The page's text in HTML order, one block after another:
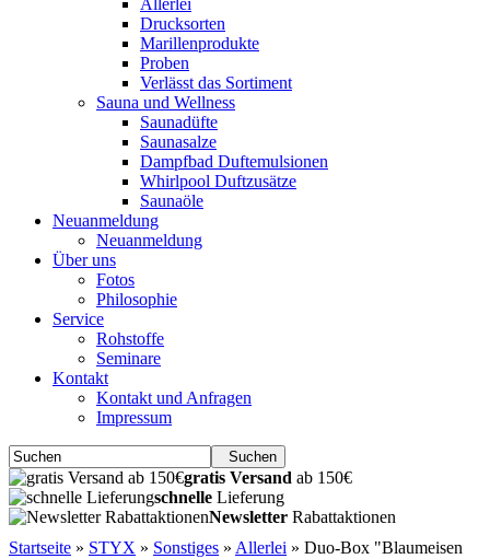
Allerlei
Drucksorten
Marillenprodukte
Proben
Verlässt das Sortiment
Sauna und Wellness
Saunadüfte
Saunasalze
Dampfbad Duftemulsionen
Whirlpool Duftzusätze
Saunaöle
Neuanmeldung
Neuanmeldung
Über uns
Fotos
Philosophie
Service
Rohstoffe
Seminare
Kontakt
Kontakt und Anfragen
Impressum
Suchen
gratis Versand ab 150€
schnelle Lieferung
Newsletter Rabattaktionen
Startseite » STYX » Sonstiges » Allerlei » Duo-Box "Blaumeisen